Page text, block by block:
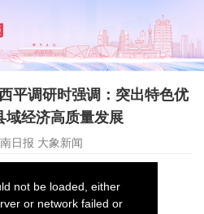
平调研时强调：突出特色优
域经济高质量发展
日报 大象新闻